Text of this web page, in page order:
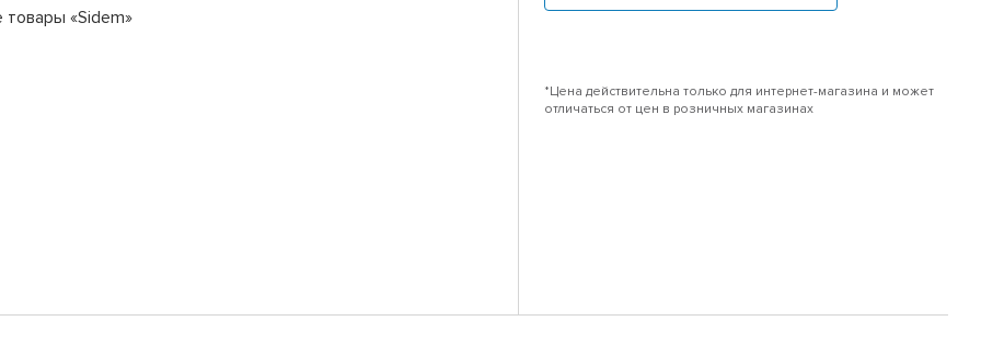
товары «Sidem»
*Цена действительна только для интернет-магазина и может
отличаться от цен в розничных магазинах